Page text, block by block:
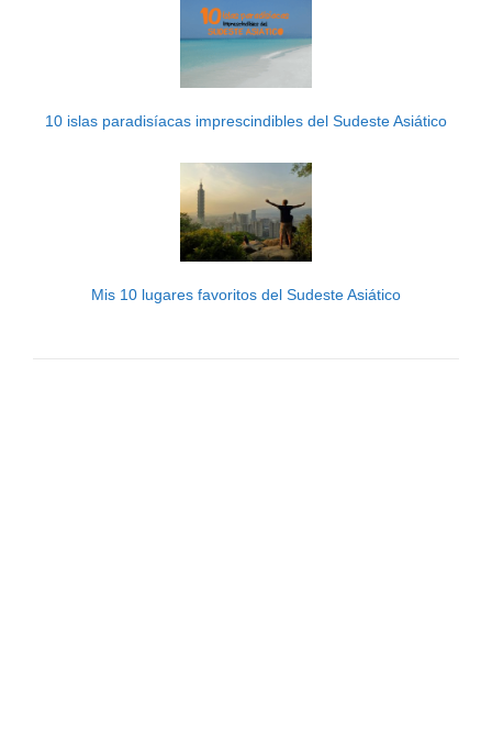
10 islas paradisíacas imprescindibles del Sudeste Asiático
Mis 10 lugares favoritos del Sudeste Asiático